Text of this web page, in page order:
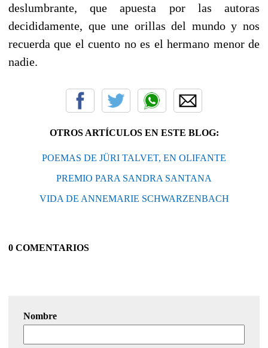
deslumbrante, que apuesta por las autoras
decididamente, que une orillas del mundo y nos
recuerda que el cuento no es el hermano menor de
nadie.
OTROS ARTÍCULOS EN ESTE BLOG:
POEMAS DE JÜRI TALVET, EN OLIFANTE
PREMIO PARA SANDRA SANTANA
VIDA DE ANNEMARIE SCHWARZENBACH
0 COMENTARIOS
Nombre